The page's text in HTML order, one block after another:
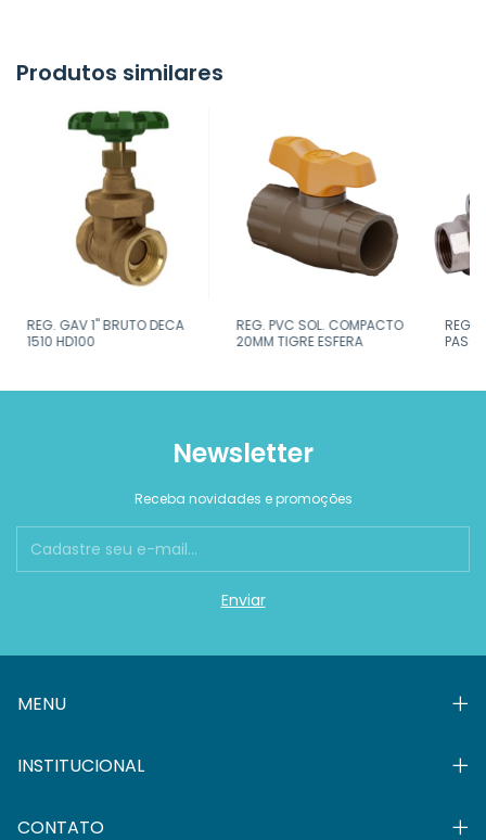
Produtos similares
REG. GAV 1" BRUTO DECA
1510 HD100
REG. PVC SOL. COMPACTO
20MM TIGRE ESFERA
REG.
Newsletter
Receba novidades e promoções
MENU
INSTITUCIONAL
CONTATO